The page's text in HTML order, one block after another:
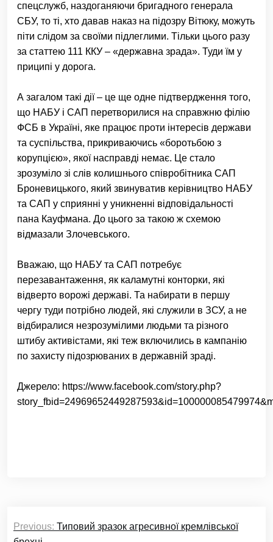
спецслужб, наздоганяючи бригадного генерала
СБУ, то ті, хто давав наказ на підозру Вітюку, можуть
піти слідом за своїми підлеглими. Тільки цього разу
за статтею 111 ККУ – «державна зрада». Туди їм у
приципі у дорога.
А загалом такі дії – це ще одне підтвердження того,
що НАБУ і САП перетворилися на справжню філію
ФСБ в Україні, яке працює проти інтересів держави
та суспільства, прикриваючись «боротьбою з
корупцією», якої насправді немає. Це стало
зрозуміло зі слів колишнього співробітника САП
Броневицького, який звинуватив керівництво НАБУ
та САП у сприянні у уникненні відповідальності
пана Кауфмана. До цього за такою ж схемою
відмазали Злочевського.
Вважаю, що НАБУ та САП потребує
перезавантаження, як каламутні конторки, які
відверто ворожі державі. Та набирати в першу
чергу туди потрібно людей, які служили в ЗСУ, а не
відбиралися незрозумілими людьми та різного
штибу активістами, які теж включились в кампанію
по захисту підозрюваних в державній зраді.
Джерело: https://www.facebook.com/story.php?
Навігація
Previous: Типовий зразок агресивної кремлівської